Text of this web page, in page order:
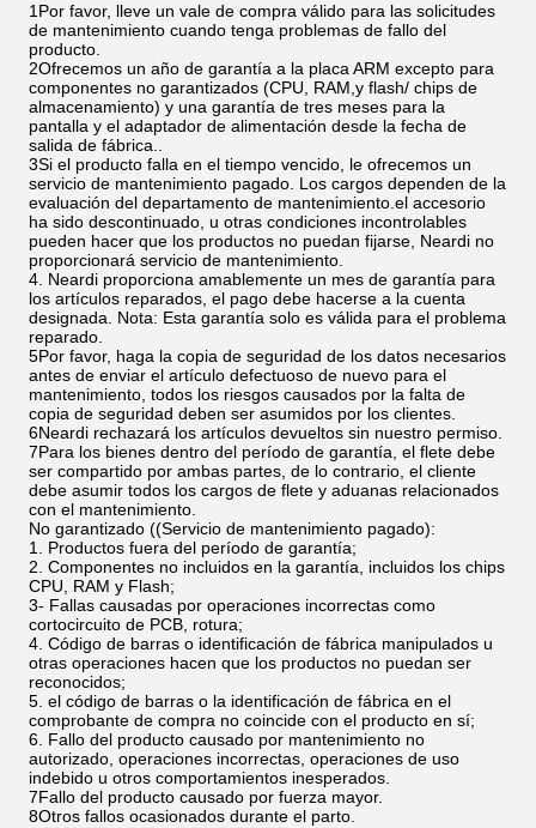
1Por favor, lleve un vale de compra válido para las solicitudes
de mantenimiento cuando tenga problemas de fallo del
producto.
2Ofrecemos un año de garantía a la placa ARM excepto para
componentes no garantizados (CPU, RAM,y flash/ chips de
almacenamiento) y una garantía de tres meses para la
pantalla y el adaptador de alimentación desde la fecha de
salida de fábrica..
3Si el producto falla en el tiempo vencido, le ofrecemos un
servicio de mantenimiento pagado. Los cargos dependen de la
evaluación del departamento de mantenimiento.el accesorio
ha sido descontinuado, u otras condiciones incontrolables
pueden hacer que los productos no puedan fijarse, Neardi no
proporcionará servicio de mantenimiento.
4. Neardi proporciona amablemente un mes de garantía para
los artículos reparados, el pago debe hacerse a la cuenta
designada. Nota: Esta garantía solo es válida para el problema
reparado.
5Por favor, haga la copia de seguridad de los datos necesarios
antes de enviar el artículo defectuoso de nuevo para el
mantenimiento, todos los riesgos causados por la falta de
copia de seguridad deben ser asumidos por los clientes.
6Neardi rechazará los artículos devueltos sin nuestro permiso.
7Para los bienes dentro del período de garantía, el flete debe
ser compartido por ambas partes, de lo contrario, el cliente
debe asumir todos los cargos de flete y aduanas relacionados
con el mantenimiento.
No garantizado ((Servicio de mantenimiento pagado):
1. Productos fuera del período de garantía;
2. Componentes no incluidos en la garantía, incluidos los chips
CPU, RAM y Flash;
3- Fallas causadas por operaciones incorrectas como
cortocircuito de PCB, rotura;
4. Código de barras o identificación de fábrica manipulados u
otras operaciones hacen que los productos no puedan ser
reconocidos;
5. el código de barras o la identificación de fábrica en el
comprobante de compra no coincide con el producto en sí;
6. Fallo del producto causado por mantenimiento no
autorizado, operaciones incorrectas, operaciones de uso
indebido u otros comportamientos inesperados.
7Fallo del producto causado por fuerza mayor.
8Otros fallos ocasionados durante el parto.